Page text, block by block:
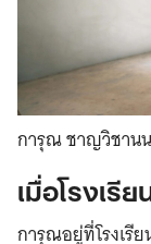
การุณ ชาญวิชาน
เมื่อโรงเรี
การุณอยู่ที่โรงเรี